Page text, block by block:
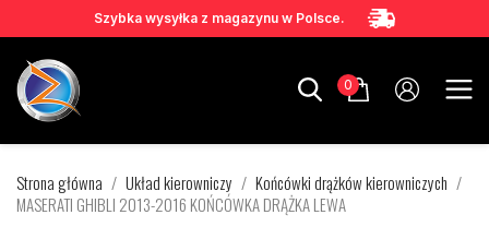
Szybka wysyłka z magazynu w Polsce.
0
Strona główna Układ kierowniczy
Końcówki drążków kierowniczych
MASERATI GHIBLI 2013-2016 KOŃCÓWKA DRĄŻKA LEWA